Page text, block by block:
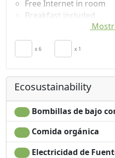
Free Internet in room
Breakfast included
Air conditioning
Autonomous heating
Minibar disponible
bajo petición para
ahorro de energía
secador de pelo
Terrace
Towels
Sábanas
x 6 x 1
Ecosustainability
Bombillas de bajo
Comida orgánica
Electricidad de